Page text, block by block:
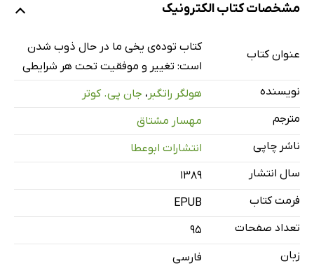
مشخصات کتاب الکترونیک
عنوان کتاب
کتاب توده‌ی یخی ما در حال ذوب شدن
است: تغییر و موفقیت تحت هر شرایطی
نویسنده
هولگر راتگبر ، جان پی. کوتر
مترجم
مهسار مشتاق
ناشر چاپی
انتشارات ابوعطا
سال انتشار
۱۳۸۹
فرمت کتاب
EPUB
تعداد صفحات
95
زبان
فارسی